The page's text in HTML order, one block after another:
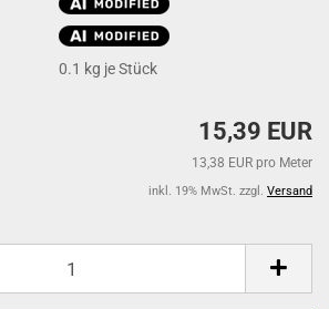
0.1 kg je Stück
15,39 EUR
13,38 EUR pro Meter
inkl. 19% MwSt. zzgl. Versand